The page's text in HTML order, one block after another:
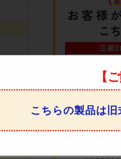
【
こちらの製品は